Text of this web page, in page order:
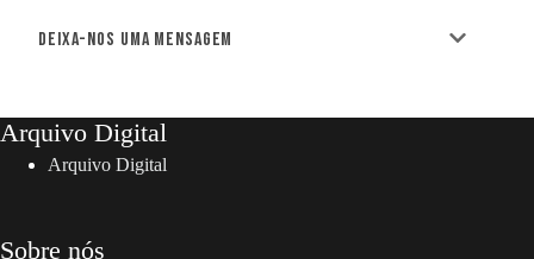
Deixa-nos uma mensagem
Arquivo Digital
Arquivo Digital
Sobre nós